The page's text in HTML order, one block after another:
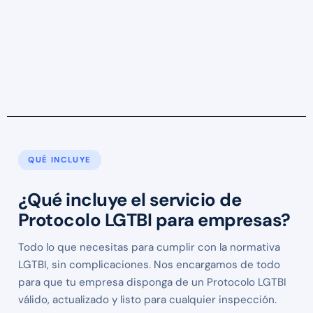
QUÉ INCLUYE
¿Qué incluye el servicio de
Protocolo LGTBI para empresas?
Todo lo que necesitas para cumplir con la normativa
LGTBI, sin complicaciones. Nos encargamos de todo
para que tu empresa disponga de un Protocolo LGTBI
válido, actualizado y listo para cualquier inspección.